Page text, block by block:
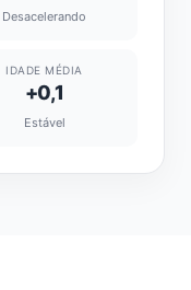
Desacelerando
IDADE MÉDIA
+0,1
Estável